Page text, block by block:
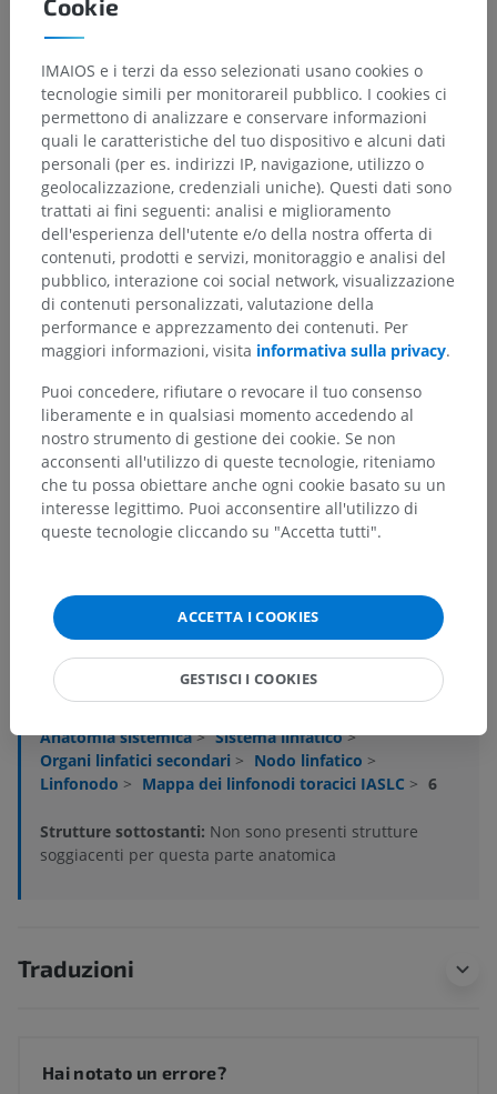
Gerarchia anatomica
Anatomia umana 1
Anatomia sistemica> Sistema linfatico>
Organi linfatici secondari > Nodo linfatico >
Linfonodo > Mappa dei linfonodi toracici IASLC > 6
Strutture sottostanti: Non sono presenti strutture
soggiacenti per questa parte anatomica
Traduzioni
Hai notato un errore?
Cookie
IMAIOS e i terzi da esso selezionati usano cookies o
tecnologie simili per monitorareil pubblico. I cookies ci
permettono di analizzare e conservare informazioni
quali le caratteristiche del tuo dispositivo e alcuni dati
personali (per es. indirizzi IP, navigazione, utilizzo o
geolocalizzazione, credenziali uniche). Questi dati sono
trattati ai fini seguenti: analisi e miglioramento
dell'esperienza dell'utente e/o della nostra offerta di
contenuti, prodotti e servizi, monitoraggio e analisi del
pubblico, interazione coi social network, visualizzazione
di contenuti personalizzati, valutazione della
performance e apprezzamento dei contenuti. Per
maggiori informazioni, visita informativa sulla privacy.
Puoi concedere, rifiutare o revocare il tuo consenso
liberamente e in qualsiasi momento accedendo al
nostro strumento di gestione dei cookie. Se non
acconsenti all'utilizzo di queste tecnologie, riteniamo
che tu possa obiettare anche ogni cookie basato su un
interesse legittimo. Puoi acconsentire all'utilizzo di
queste tecnologie cliccando su "Accetta tutti".
ACCETTA I COOKIES
GESTISCI I COOKIES